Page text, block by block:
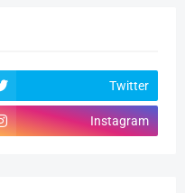
Twitter
Instagram